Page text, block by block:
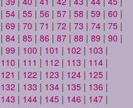
| 54 | 55 | 56 | 57 | 58 | 59 | 60 |
| 69 | 70 | 71 | 72 | 73 | 74 | 75 |
| 84 | 85 | 86 | 87 | 88 | 89 | 90 |
| 99 | 100 | 101 | 102 | 103 |
110 | 111 | 112 | 113 | 114 |
121 | 122 | 123 | 124 | 125 |
132 | 133 | 134 | 135 | 136 |
143 | 144 | 145 | 146 | 147 |